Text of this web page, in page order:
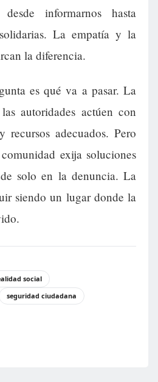
informarnos hasta
La empatía y la
la diferencia.
es qué va a pasar. La
autoridades actúen con
recursos adecuados. Pero
exija soluciones
solo en la denuncia. La
siendo un lugar donde la
social
seguridad ciudadana